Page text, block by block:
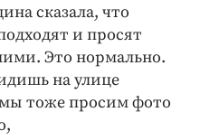
сказала, что
и просят
Это нормально.
на улице
мы тоже просим фото